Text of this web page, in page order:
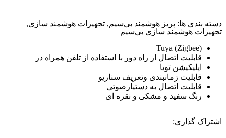
دسته بندی ها: پریز هوشمند بی‌سیم, تجهیزات هوشمند سازی,
تجهیزات هوشمند سازی بی‌سیم
Tuya (Zigbee)
قابلیت اتصال از راه دور با استفاده از تلفن همراه در
اپلیکیشن تویا
قابلیت زمانبندی وتعریف سناریو
قابلیت اتصال به دستیارصوتی
رنگ سفید و مشکی و نقره ای
اشتراک گذاری: